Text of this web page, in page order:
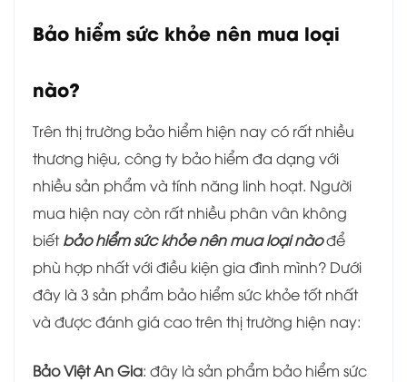
Bảo hiểm sức khỏe nên mua loại
nào?
Trên thị trường bảo hiểm hiện nay có rất nhiều
thương hiệu, công ty bảo hiểm đa dạng với
nhiều sản phẩm và tính năng linh hoạt. Người
mua hiện nay còn rất nhiều phân vân không
biếtbảo hiểm sức khỏe nên mua loại nàođể
phù hợp nhất với điều kiện gia đình mình? Dưới
đây là 3 sản phẩm bảo hiểm sức khỏe tốt nhất
và được đánh giá cao trên thị trường hiện nay:
Bảo Việt An Gia: đây là sản phẩm bảo hiểm sức